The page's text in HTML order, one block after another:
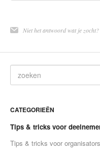
Niet het antwoord wat je zocht?
CATEGORIEËN
Tips & tricks voor
Tips & tricks voor organisators